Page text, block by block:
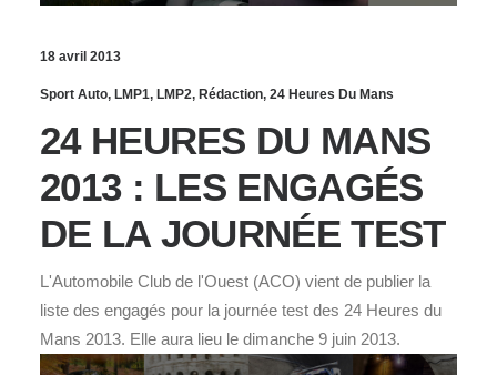
18 avril 2013
Sport Auto, LMP1, LMP2, Rédaction, 24 Heures Du Mans
24 HEURES DU MANS
2013 : LES ENGAGÉS
DE LA JOURNÉE TEST
L'Automobile Club de l'Ouest (ACO) vient de publier la
liste des engagés pour la journée test des 24 Heures du
Mans 2013. Elle aura lieu le dimanche 9 juin 2013.